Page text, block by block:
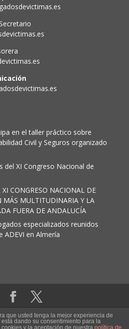
en el taller práctico sobre
Civil y Seguros organizado
del XI Congreso Nacional de
XI CONGRESO NACIONAL DE
MÁS MULTITUDINARIA Y LA
FUERA DE ANDALUCÍA
especializados reunidos
ADEVI en Almería
|Política de cookies
que usted tenga la mejor experiencia de
dando su consentimiento para la
y la aceptación de nuestra política de